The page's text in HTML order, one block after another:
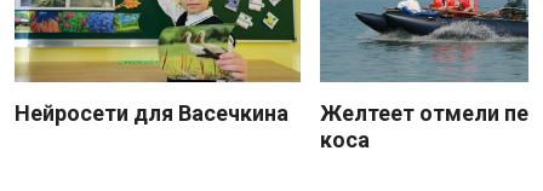
Нейросети для Васечкина
Желтеет отмели
коса